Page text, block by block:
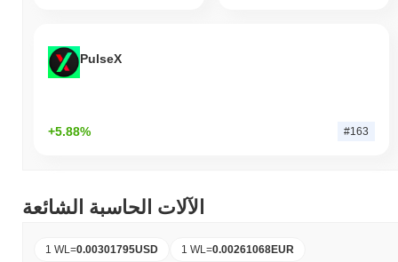
PulseX
+5.88% #163
الآلات الحاسبة الشائعة
1 WL =0.00301795USD 1 WL =0.00261068EUR